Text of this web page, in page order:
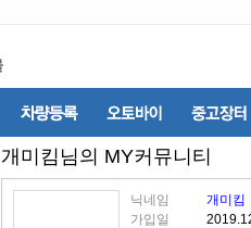
개미킴 님의 MY커뮤니티
닉네임
개미킴
가입일